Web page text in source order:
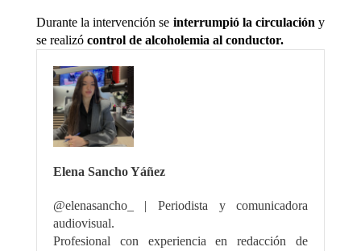
Durante la intervención se interrumpió la circulación y
se realizó control de alcoholemia al conductor.
Elena Sancho Yáñez
@elenasancho_ | Periodista y comunicadora
audiovisual.
Profesional con experiencia en redacción de